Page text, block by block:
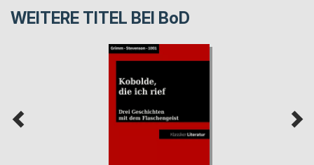
WEITERE TITEL BEI BoD